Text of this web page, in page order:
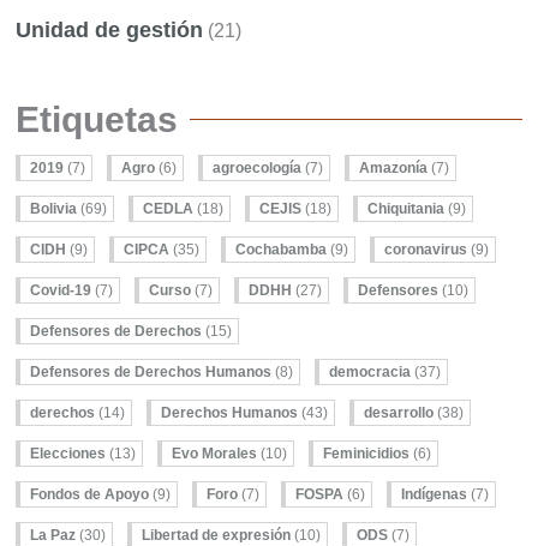
Unidad de gestión (21)
Etiquetas
2019 (7) Agro (6) agroecología (7) Amazonía (7)
Bolivia (69) CEDLA (18) CEJIS (18) Chiquitania (9)
CIDH (9) CIPCA (35) Cochabamba (9) coronavirus (9)
Covid-19 (7) Curso (7) DDHH (27) Defensores (10)
Defensores de Derechos (15)
Defensores de Derechos Humanos (8) democracia (37)
derechos (14) Derechos Humanos (43) desarrollo (38)
Elecciones (13) Evo Morales (10) Feminicidios (6)
Fondos de Apoyo (9) Foro (7) FOSPA (6) Indígenas (7)
La Paz (30) Libertad de expresión (10) ODS (7)